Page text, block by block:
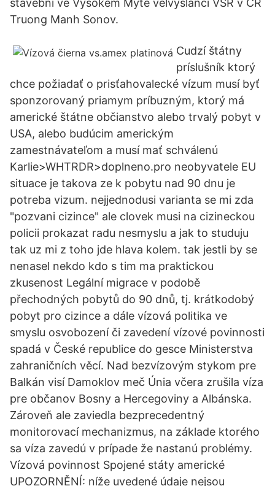
stavební ve Vysokém Mýtě velvyslanci VSR v ČR
Truong Manh Sonov.
Cudzí štátny
príslušník ktorý
chce požiadať o prisťahovalecké vízum musí byť
sponzorovaný priamym príbuzným, ktorý má
americké štátne občianstvo alebo trvalý pobyt v
USA, alebo budúcim americkým
zamestnávateľom a musí mať schválenú
Karlie>WHTRDR>doplneno.pro neobyvatele EU
situace je takova ze k pobytu nad 90 dnu je
potreba vizum. nejjednodusi varianta se mi zda
"pozvani cizince" ale clovek musi na cizineckou
policii prokazat radu nesmyslu a jak to studuju
tak uz mi z toho jde hlava kolem. tak jestli by se
nenasel nekdo kdo s tim ma praktickou
zkusenost Legální migrace v podobě
přechodných pobytů do 90 dnů, tj. krátkodobý
pobyt pro cizince a dále vízová politika ve
smyslu osvobození či zavedení vízové povinnosti
spadá v České republice do gesce Ministerstva
zahraničních věcí. Nad bezvízovým stykom pre
Balkán visí Damoklov meč Únia včera zrušila víza
pre občanov Bosny a Hercegoviny a Albánska.
Zároveň ale zaviedla bezprecedentný
monitorovací mechanizmus, na základe ktorého
sa víza zavedú v prípade že nastanú problémy.
Vízová povinnost Spojené státy americké
UPOZORNĚNÍ: níže uvedené údaje nejsou